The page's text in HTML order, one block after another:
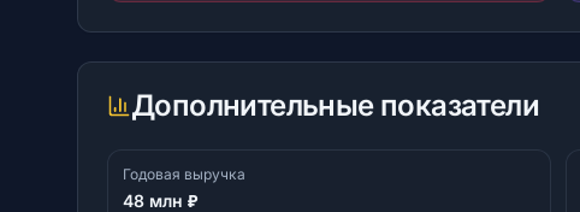
Дополнительные показатели
Годовая выручка
48 млн ₽